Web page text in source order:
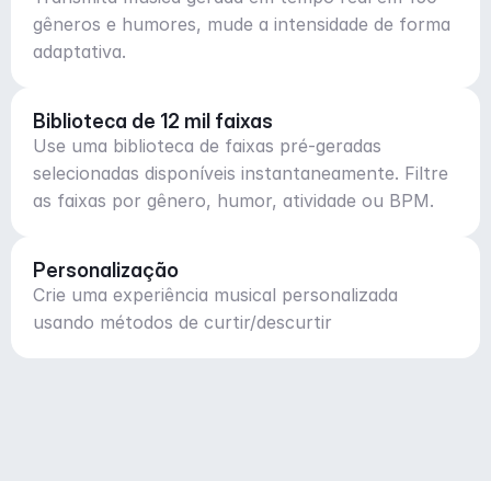
gêneros e humores, mude a intensidade de forma
adaptativa.
Biblioteca de 12 mil faixas
Use uma biblioteca de faixas pré-geradas
selecionadas disponíveis instantaneamente. Filtre
as faixas por gênero, humor, atividade ou BPM.
Personalização
Crie uma experiência musical personalizada
usando métodos de curtir/descurtir